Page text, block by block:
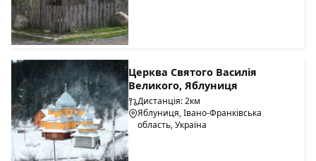
Церква Святого Василія
Великого, Яблуниця
Дистанція: 2км
Яблуниця, Івано-Франківська
область, Україна